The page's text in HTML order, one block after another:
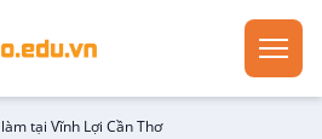
tại Vĩnh Lợi Cần Thơ